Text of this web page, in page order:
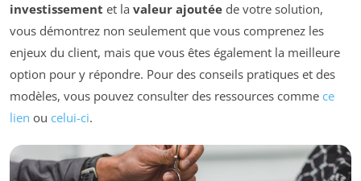
investissement et la valeur ajoutée de votre solution,
vous démontrez non seulement que vous comprenez les
enjeux du client, mais que vous êtes également la meilleure
option pour y répondre. Pour des conseils pratiques et des
modèles, vous pouvez consulter des ressources comme ce
lien ou celui-ci.